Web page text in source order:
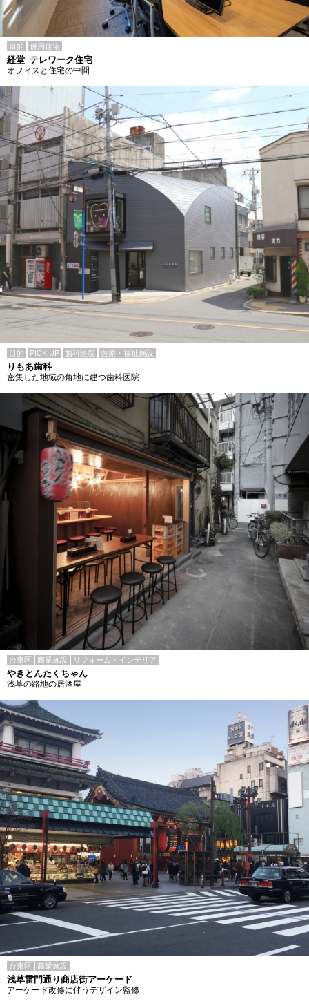
目的 併用住宅
経堂_テレワーク住宅
オフィスと住宅の中間
目的 PICK UP 歯科医院 医療・福祉施設
りもあ歯科
密集した地域の角地に建つ歯科医院
台東区 商業施設 リフォーム・インテリア
やきとんたくちゃん
浅草の路地の居酒屋
台東区 商業施設
浅草雷門通り商店街アーケード
アーケード改修に伴うデザイン監修